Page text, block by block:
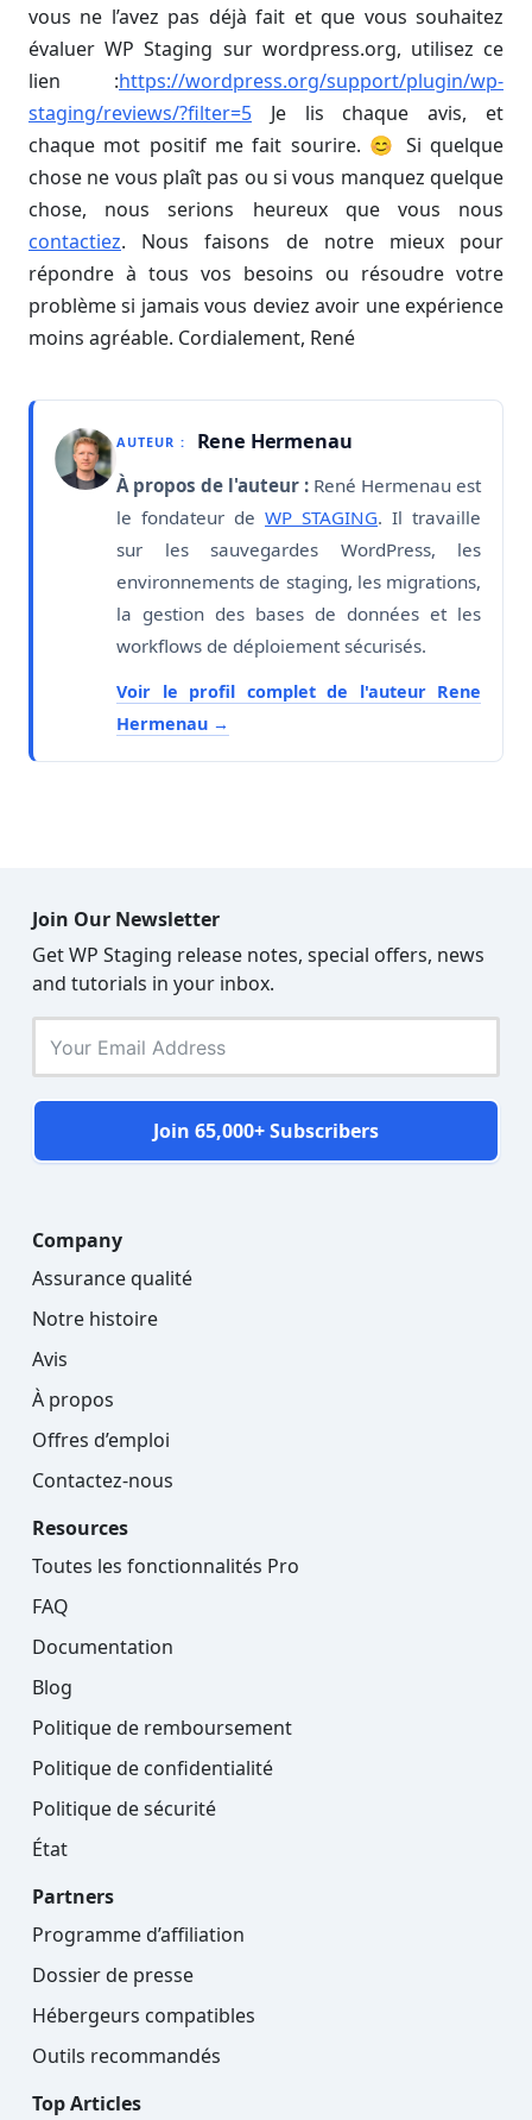
vous ne l’avez pas déjà fait et que vous souhaitez
évaluer WP Staging sur wordpress.org, utilisez ce
lien :https://wordpress.org/support/plugin/wp-
staging/reviews/?filter=5 Je lis chaque avis, et
chaque mot positif me fait sourire. 😊 Si quelque
chose ne vous plaît pas ou si vous manquez quelque
chose, nous serions heureux que vous nous
contactiez. Nous faisons de notre mieux pour
répondre à tous vos besoins ou résoudre votre
problème si jamais vous deviez avoir une expérience
moins agréable. Cordialement, René
AUTEUR : Rene Hermenau
À propos de l'auteur : René Hermenau est
le fondateur de WP STAGING. Il travaille
sur les sauvegardes WordPress, les
environnements de staging, les migrations,
la gestion des bases de données et les
workflows de déploiement sécurisés.
Voir le profil complet de l'auteur Rene
Hermenau
Join Our Newsletter
Get WP Staging release notes, special offers, news
and tutorials in your inbox.
Join 65,000+ Subscribers
Company
Assurance qualité
Notre histoire
Avis
À propos
Offres d’emploi
Contactez-nous
Resources
Toutes les fonctionnalités Pro
FAQ
Documentation
Blog
Politique de remboursement
Politique de confidentialité
Politique de sécurité
État
Partners
Programme d’affiliation
Dossier de presse
Hébergeurs compatibles
Outils recommandés
Top Articles